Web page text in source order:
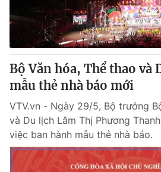
Thế giới đó đây
Câu chuyện quốc tế
Tài chính
Thị trường
Góc doanh nghiệp
Dữ liệu và đời sống
Truyền hình
Hậu trường
Nhân vật
Khán giả
Giải trí
Điện ảnh
Âm nhạc
Đời sống
Du lịch
Bộ Văn hóa, Thể thao và
mẫu thẻ nhà báo mới
VTV.vn - Ngày 29/5, Bộ trưởng
và Du lịch Lâm Thị Phương
việc ban hành mẫu thẻ nhà báo.